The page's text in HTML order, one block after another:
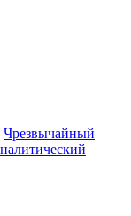
Чрезвычайный